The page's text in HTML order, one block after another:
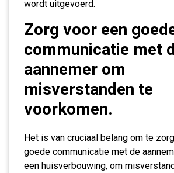
wordt uitgevoerd.
Zorg voor een
communicatie met
aannemer om
misverstanden te
voorkomen.
Het is van cruciaal belang om te
goede communicatie met de
een huisverbouwing, om